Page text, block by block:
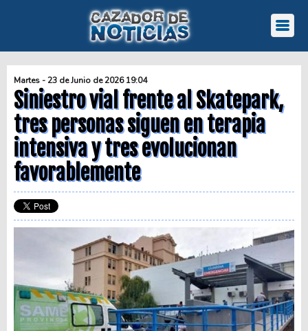
Martes - 23 de Junio de 2026 19:04
Siniestro vial frente al Skatepark,
tres personas siguen en terapia
intensiva y tres evolucionan
favorablemente